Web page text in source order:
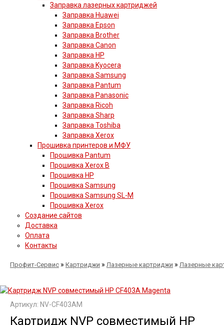
Заправка лазерных картриджей
Заправка Huawei
Заправка Epson
Заправка Brother
Заправка Canon
Заправка HP
Заправка Kyocera
Заправка Samsung
Заправка Pantum
Заправка Panasonic
Заправка Ricoh
Заправка Sharp
Заправка Toshiba
Заправка Xerox
Прошивка принтеров и МФУ
Прошивка Pantum
Прошивка Xerox B
Прошивка HP
Прошивка Samsung
Прошивка Samsung SL-M
Прошивка Xerox
Создание сайтов
Доставка
Оплата
Контакты
Профит-Сервис » Картриджи » Лазерные картриджи » Лазерные
Артикул: NV-CF403AM
Картридж NVP совместимый HP